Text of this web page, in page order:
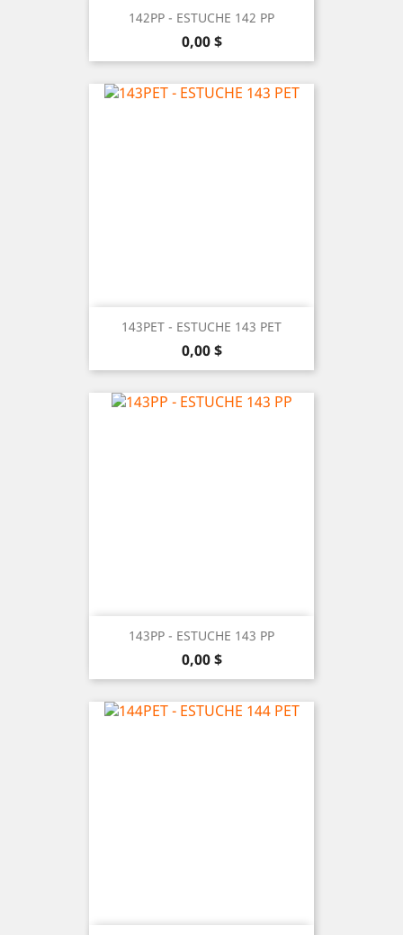
142PP - ESTUCHE 142 PP
Precio
0,00 $
143PET - ESTUCHE 143 PET
Precio
0,00 $
143PP - ESTUCHE 143 PP
Precio
0,00 $